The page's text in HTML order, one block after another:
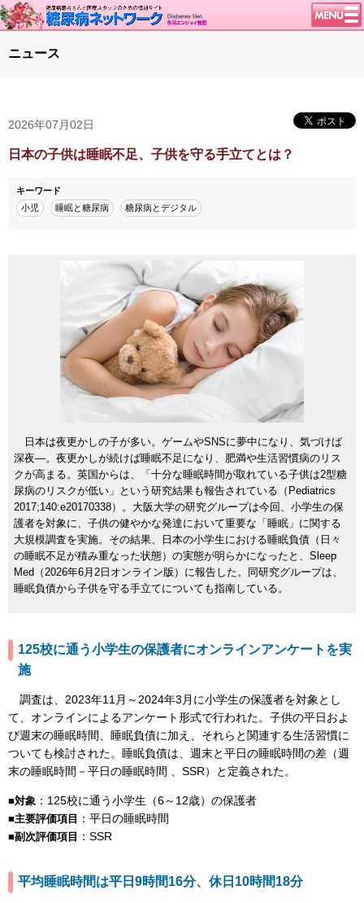
談話室BBS
糖尿病のきほん
腎臓の健康道
特集・連載 一覧へ
ニュース
2026年07月02日
日本の子供は睡眠不足、子供を守る手立てとは？
キーワード
小児
睡眠と糖尿病 糖尿病とデジタル
日本は夜更かしの子が多い。ゲームやSNSに夢中になり、気づけば
深夜―。夜更かしが続けば睡眠不足になり、肥満や生活習慣病のリス
クが高まる。英国からは、「十分な睡眠時間が取れている子供は2型糖
尿病のリスクが低い」という研究結果も報告されている（Pediatrics
2017;140:e20170338）。大阪大学の研究グループは今回、小学生の保
護者を対象に、子供の健やかな発達において重要な「睡眠」に関する
大規模調査を実施。その結果、日本の小学生における睡眠負債（日々
の睡眠不足が積み重なった状態）の実態が明らかになったと、Sleep
Med（2026年6月2日オンライン版）に報告した。同研究グループは、
睡眠負債から子供を守る手立てについても指南している。
125校に通う小学生の保護者にオンラインアンケートを実
施
調査は、2023年11月～2024年3月に小学生の保護者を対象とし
て、オンラインによるアンケート形式で行われた。子供の平日およ
び週末の睡眠時間、睡眠負債に加え、それらと関連する生活習慣に
ついても検討された。睡眠負債は、週末と平日の睡眠時間の差（週
末の睡眠時間－平日の睡眠時間 、SSR）と定義された。
■対象 ：125校に通う小学生（6～12歳）の保護者
■主要評価項目 ：平日の睡眠時間
■副次評価項目 ：SSR
平均睡眠時間は平日9時間16分、休日10時間18分